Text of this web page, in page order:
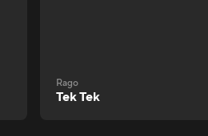
Rago
Tek Tek